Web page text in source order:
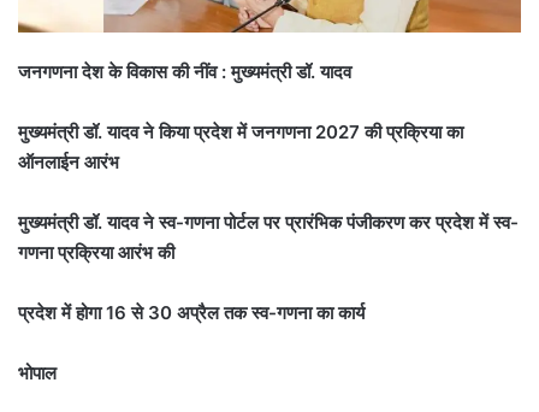
जनगणना देश के विकास की नींव : मुख्यमंत्री डॉ. यादव
मुख्यमंत्री डॉ. यादव ने किया प्रदेश में जनगणना 2027 की प्रक्रिया का
ऑनलाईन आरंभ
मुख्यमंत्री डॉ. यादव ने स्व-गणना पोर्टल पर प्रारंभिक पंजीकरण कर प्रदेश में स्व-
गणना प्रक्रिया आरंभ की
प्रदेश में होगा 16 से 30 अप्रैल तक स्व-गणना का कार्य
भोपाल